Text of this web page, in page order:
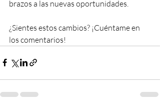
brazos a las nuevas oportunidades.
¿Sientes estos cambios? ¡Cuéntame en
los comentarios!